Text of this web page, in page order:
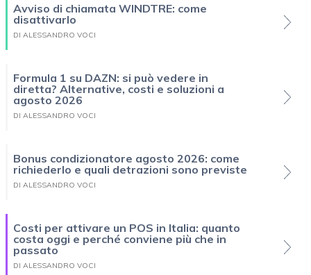
Avviso di chiamata WINDTRE: come
disattivarlo
DI ALESSANDRO VOCI
Formula 1 su DAZN: si può vedere in
diretta? Alternative, costi e soluzioni a
agosto 2026
DI ALESSANDRO VOCI
Bonus condizionatore agosto 2026: come
richiederlo e quali detrazioni sono previste
DI ALESSANDRO VOCI
Costi per attivare un POS in Italia: quanto
costa oggi e perché conviene più che in
passato
DI ALESSANDRO VOCI